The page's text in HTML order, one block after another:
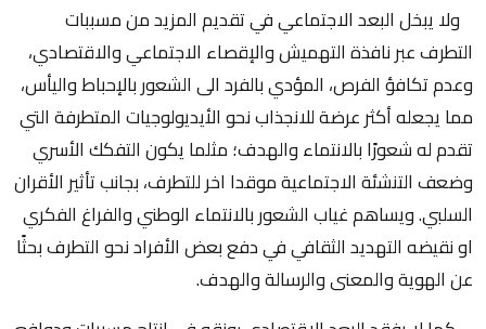
ولا يبخل البعد الاجتماعي في تقديم المزيد من مسببات
التطرف عبر نافذة التهميش والإقصاء الاجتماعي والاقتصادي،
وعدم تكافؤ الفرص، المؤدي بالفرد الى الشعور بالإحباط واليأس،
مما يجعله أكثر عرضة للانجذاب نحو الأيديولوجيات المتطرفة التي
تقدم له شعورًا بالانتماء والهدف؛ مثلما يكون التفكك الأسري
وضعف التنشئة الاجتماعية موقدا اخر للتطرف، بجانب تأثير الأقران
السلبي. ويساهم غياب الشعور بالانتماء الوطني والفراغ الفكري
او نقيضه التهديد الثقافي في دفع بعض الأفراد نحو التطرف بحثًا
عن الهوية والمعنى والرسالة والهدف.